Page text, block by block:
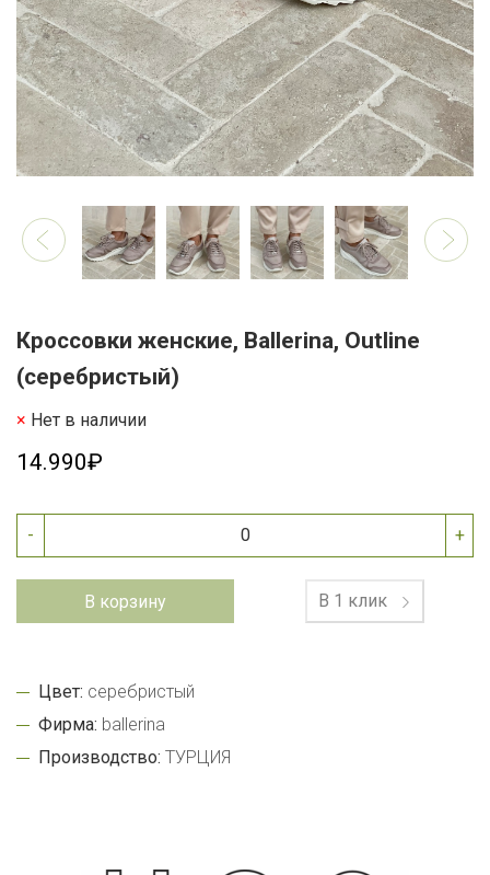
Кроссовки женские, Ballerina, Outline
(серебристый)
Нет в наличии
14.990₽
- +
В корзину В 1 клик
Цвет: серебристый
Фирма: ballerina
Производство: ТУРЦИЯ